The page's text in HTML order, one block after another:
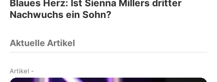
Blaues Herz: Ist Sienna Millers dritter
Nachwuchs ein Sohn?
Aktuelle Artikel
Artikel -